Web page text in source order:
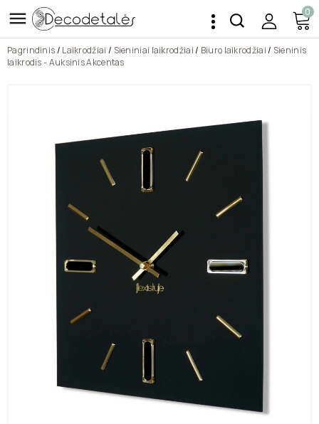
 0
Pagrindinis Laikrodžiai Sieniniai laikrodžiai Biuro laikrodžiai
Sieninis
laikrodis - Auksinis Akcentas